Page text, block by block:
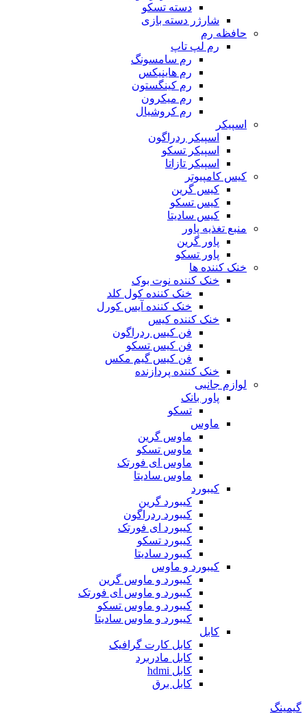
دسته تسکو
شارژر دسته بازی
حافظه رم
رم لپ تاپ
رم سامسونگ
رم هاینیکس
رم کینگستون
رم میکرون
رم کروشیال
اسپیکر
اسپیکر ردراگون
اسپیکر تسکو
اسپیکر تازاتا
کیس کامپیوتر
کیس گرین
کیس تسکو
کیس سادیتا
منبع تغذیه‌ پاور
پاور گرین
پاور تسکو
خنک کننده ها
خنک کننده نوت بوک
خنک کننده کول کلد
خنک کننده آیس کورل
خنک کننده کیس
فن کیس ردراگون
فن کیس تسکو
فن کیس گیم مکس
خنک کننده پردازنده
لوازم جانبی
پاور بانک
تسکو
ماوس
ماوس گرین
ماوس تسکو
ماوس ای فورتک
ماوس سادیتا
کیبورد
کیبورد گرین
کیبورد ردراگون
کیبورد ای فورتک
کیبورد تسکو
کیبورد سادیتا
کیبورد و ماوس
کیبورد و ماوس گرین
کیبورد و ماوس ای فورتک
کیبورد و ماوس تسکو
کیبورد و ماوس سادیتا
کابل
کابل کارت گرافیک
کابل مادربرد
کابل hdmi
کابل برق
گیمینگ